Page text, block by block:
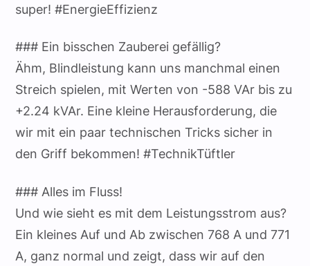
super! #EnergieEffizienz
### Ein bisschen Zauberei gefällig?
Ähm, Blindleistung kann uns manchmal einen
Streich spielen, mit Werten von -588 VAr bis zu
+2.24 kVAr. Eine kleine Herausforderung, die
wir mit ein paar technischen Tricks sicher in
den Griff bekommen! #TechnikTüftler
### Alles im Fluss!
Und wie sieht es mit dem Leistungsstrom aus?
Ein kleines Auf und Ab zwischen 768 A und 771
A, ganz normal und zeigt, dass wir auf den